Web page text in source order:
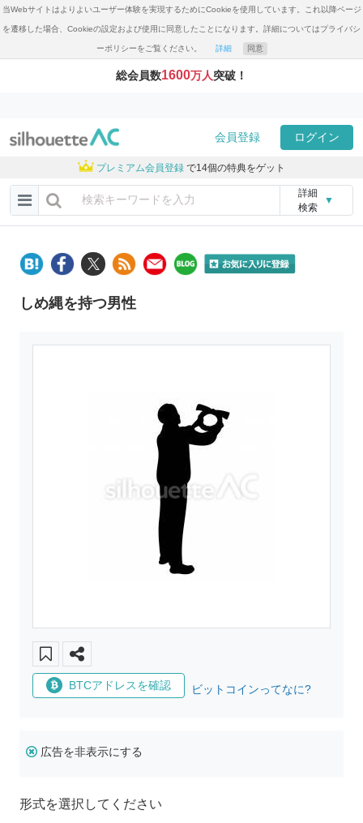
当Webサイトはよりよいユーザー体験を実現するためにCookieを使用しています。これ以降ページ
を遷移した場合、Cookieの設定および使用に同意したことになります。詳細についてはプライバシ
ーポリシーをご覧ください。 詳細 同意
総会員数1600万人突破！
会員登録 ログイン
プレミアム会員登録 で14個の特典をゲット
詳細
検索
▼
しめ縄を持つ男性
BTCアドレスを確認 ビットコインってなに?
広告を非表示にする
形式を選択してください